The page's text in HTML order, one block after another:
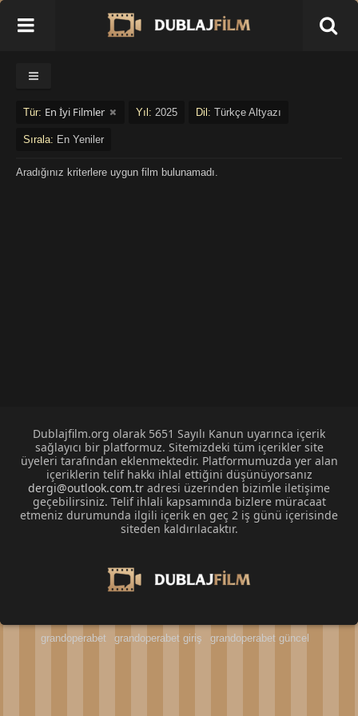
Tür: En İyi Filmler Yıl: 2025 Dil: Türkçe Altyazı
Sırala: En Yeniler
Aradığınız kriterlere uygun film bulunamadı.
Dublajfilm.org olarak 5651 Sayılı Kanun uyarınca içerik
sağlayıcı bir platformuz. Sitemizdeki tüm içerikler site
üyeleri tarafından eklenmektedir. Platformumuzda yer alan
içeriklerin telif hakkı ihlal ettiğini düşünüyorsanız
dergi@outlook.com.tr adresi üzerinden bizimle iletişime
geçebilirsiniz. Telif ihlali kapsamında bizlere müracaat
etmeniz durumunda ilgili içerik en geç 2 iş günü içerisinde
siteden kaldırılacaktır.
grandoperabet grandoperabet giriş grandoperabet güncel